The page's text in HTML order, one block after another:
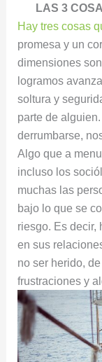
LAS 3
Hay tres cosas
promesa y un
dimensiones
logramos
soltura y
parte de
derrumbarse,
Algo que a
incluso los
muchas las
bajo lo que se
riesgo. Es decir,
en sus
no ser herido,
frustraciones y